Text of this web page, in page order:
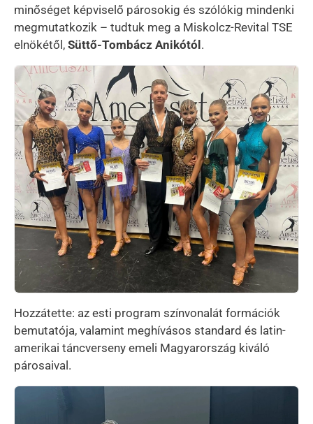
minőséget képviselő párosokig és szólókig mindenki
megmutatkozik – tudtuk meg a Miskolcz-Revital TSE
elnökétől, Süttő-Tombácz Anikótól.
Kép
Hozzátette: az esti program színvonalát formációk
bemutatója, valamint meghívásos standard és latin-
amerikai táncverseny emeli Magyarország kiváló
párosaival.
Kép